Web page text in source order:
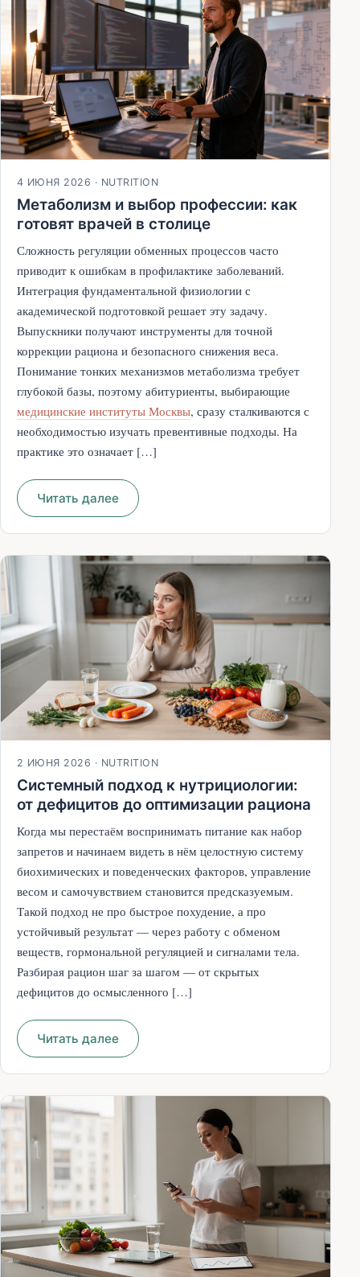
4 ИЮНЯ 2026 · NUTRITION
Метаболизм и выбор профессии: как
готовят врачей в столице
Сложность регуляции обменных процессов часто
приводит к ошибкам в профилактике заболеваний.
Интеграция фундаментальной физиологии с
академической подготовкой решает эту задачу.
Выпускники получают инструменты для точной
коррекции рациона и безопасного снижения веса.
Понимание тонких механизмов метаболизма требует
глубокой базы, поэтому абитуриенты, выбирающие
медицинские институты Москвы, сразу сталкиваются с
необходимостью изучать превентивные подходы. На
практике это означает […]
Читать далее
2 ИЮНЯ 2026 · NUTRITION
Системный подход к нутрициологии:
от дефицитов до оптимизации рациона
Когда мы перестаём воспринимать питание как набор
запретов и начинаем видеть в нём целостную систему
биохимических и поведенческих факторов, управление
весом и самочувствием становится предсказуемым.
Такой подход не про быстрое похудение, а про
устойчивый результат — через работу с обменом
веществ, гормональной регуляцией и сигналами тела.
Разбирая рацион шаг за шагом — от скрытых
дефицитов до осмысленного […]
Читать далее